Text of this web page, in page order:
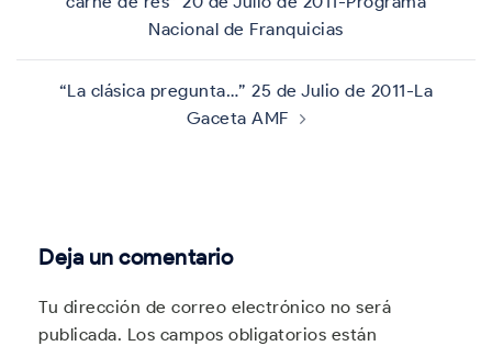
Nacional de Franquicias
“La clásica pregunta…” 25 de Julio de 2011-La
Gaceta AMF
Deja un comentario
Tu dirección de correo electrónico no será
publicada. Los campos obligatorios están